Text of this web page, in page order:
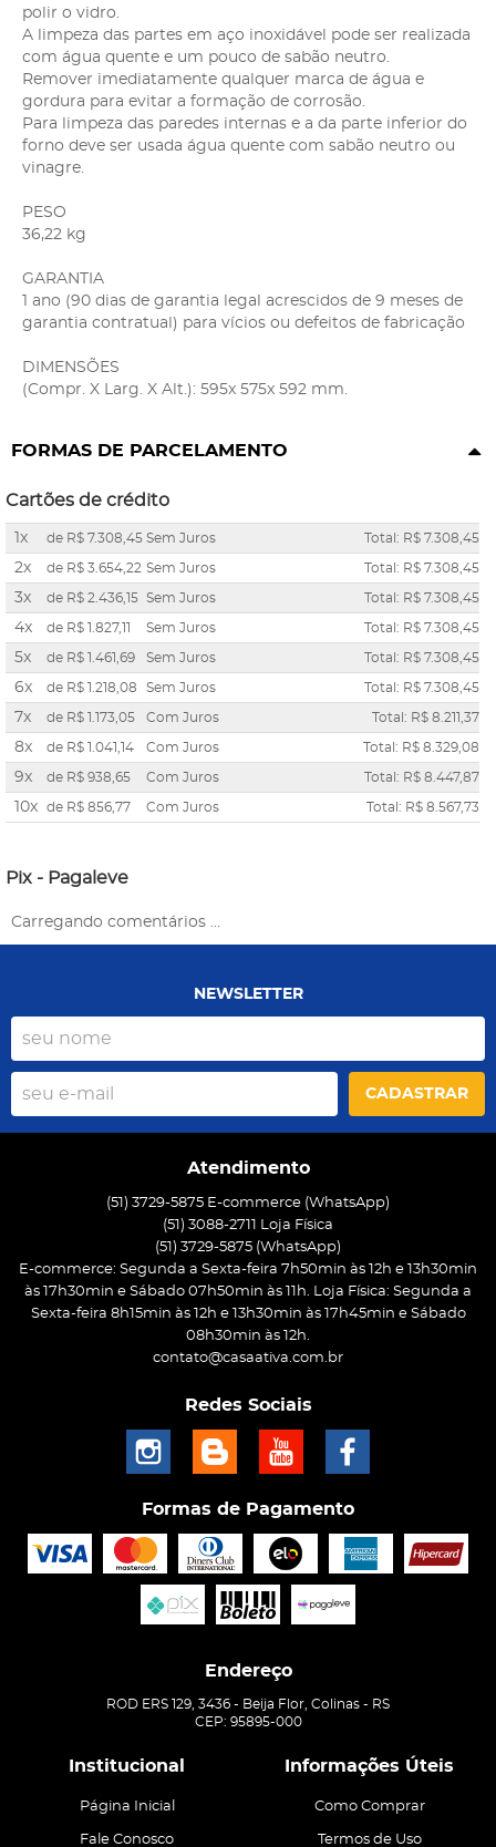
polir o vidro.
A limpeza das partes em aço inoxidável pode ser realizada
com água quente e um pouco de sabão neutro.
Remover imediatamente qualquer marca de água e
gordura para evitar a formação de corrosão.
Para limpeza das paredes internas e a da parte inferior do
forno deve ser usada água quente com sabão neutro ou
vinagre.
PESO
36,22 kg
GARANTIA
1 ano (90 dias de garantia legal acrescidos de 9 meses de
garantia contratual) para vícios ou defeitos de fabricação
DIMENSÕES
(Compr. X Larg. X Alt.): 595x 575x 592 mm.
FORMAS DE PARCELAMENTO
Cartões de crédito
1x de R$ 7.308,45 Sem Juros Total: R$ 7.308,45
2x de R$ 3.654,22 Sem Juros Total: R$ 7.308,45
3x de R$ 2.436,15 Sem Juros Total: R$ 7.308,45
4x de R$ 1.827,11 Sem Juros Total: R$ 7.308,45
5x de R$ 1.461,69 Sem Juros Total: R$ 7.308,45
6x de R$ 1.218,08 Sem Juros Total: R$ 7.308,45
7x de R$ 1.173,05 Com Juros Total: R$ 8.211,37
8x de R$ 1.041,14 Com Juros Total: R$ 8.329,08
9x de R$ 938,65 Com Juros Total: R$ 8.447,87
10x de R$ 856,77 Com Juros Total: R$ 8.567,73
Pix - Pagaleve
Carregando comentários ...
NEWSLETTER
CADASTRAR
Atendimento
(51) 3729-5875 E-commerce (WhatsApp)
(51) 3088-2711 Loja Física
(51) 3729-5875 (WhatsApp)
E-commerce: Segunda a Sexta-feira 7h50min às 12h e 13h30min
às 17h30min e Sábado 07h50min às 11h. Loja Física: Segunda a
Sexta-feira 8h15min às 12h e 13h30min às 17h45min e Sábado
08h30min às 12h.
contato@casaativa.com.br
Redes Sociais
Formas de Pagamento
Endereço
ROD ERS 129, 3436 - Beija Flor, Colinas - RS
CEP: 95895-000
Institucional
Página Inicial
Fale Conosco
Informações Úteis
Como Comprar
Termos de Uso